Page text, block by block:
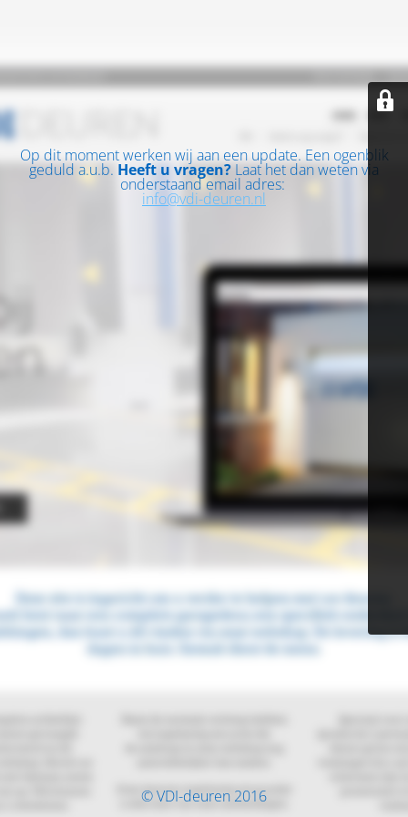
Op dit moment werken wij aan een update. Een ogenblik
geduld a.u.b. Heeft u vragen? Laat het dan weten via
onderstaand email adres:
info@vdi-deuren.nl
© VDI-deuren 2016